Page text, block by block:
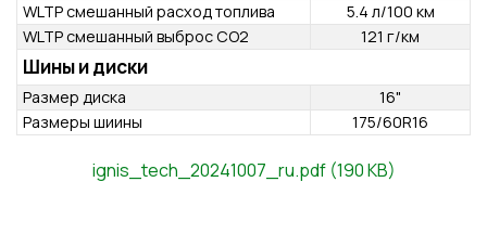
Максимальная скорость 165 км/ч
Ускорение 0-100 км/ч 12.8 с
Топливо
Тип топлива
Бензин
Объем топливного бака
30 л
WLTP смешанный расход топлива
5.4 л/100 км
ignis_tech_20241007_ru.pdf (190 KB)